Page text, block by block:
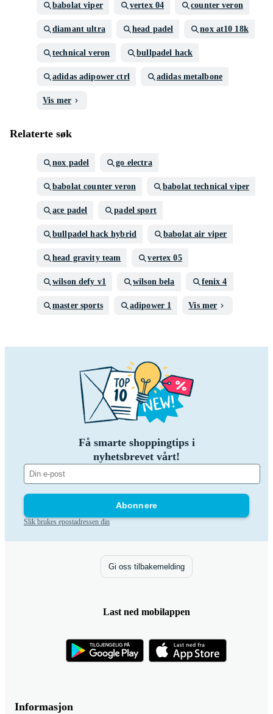
babolat viper vertex 04 counter veron
diamant ultra head padel nox at10 18k
technical veron bullpadel hack
adidas adipower ctrl adidas metalbone
Vis mer
Relaterte søk
nox padel go electra
babolat counter veron babolat technical viper
ace padel padel sport
bullpadel hack hybrid babolat air viper
head gravity team vertex 05
wilson defy v1 wilson bela fenix 4
master sports adipower 1 Vis mer
Få smarte shoppingtips i
nyhetsbrevet vårt!
Abonnere
Slik brukes epostadressen din
Informasjon
Gi oss tilbakemelding
Last ned mobilappen